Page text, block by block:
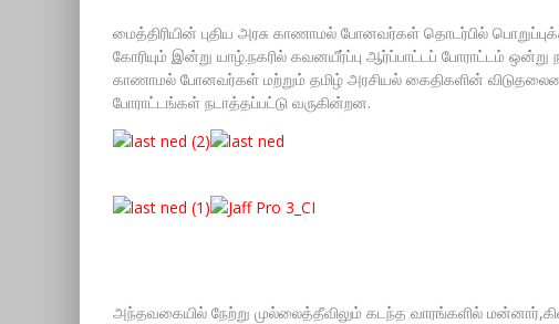
மைத்திரியின் புதிய அரசு காணாமல் போனவர்கள் தொடர்பில்
கோரியும் இன்று யாழ்.நகரில் கவனயீர்ப்பு ஆர்ப்பாட்டப் போராட்டம் ஒன்று
காணாமல் போனவர்கள் மற்றும் தமிழ் அரசியல் கைதிகளின்
போராட்டங்கள் நடாத்தப்பட்டு வருகின்றன.
அந்தவகையில் நேற்று முல்லைத்தீவிலும் கடந்த வாரங்களில்